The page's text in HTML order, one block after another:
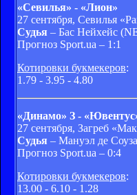
«Севилья» - «Лион»
27 сентября, Севилья
Судья – Бас Нейхейс
Прогноз Sport.ua – 1:1
Котировки букмекеров:
1.79 - 3.95 - 4.80
«Динамо» З -
27 сентября, Загреб
Судья – Мануэл де
Прогноз Sport.ua – 0:4
Котировки букмекеров:
13.00 - 6.10 - 1.28